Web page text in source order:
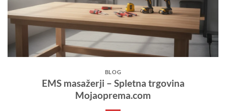
BLOG
EMS masažerji – Spletna trgovina
Mojaoprema.com